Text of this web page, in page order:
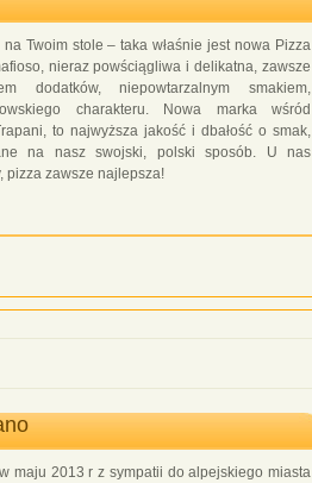
na Twoim stole – taka właśnie jest nowa Pizza
nieraz powściągliwa i delikatna, zawsze
dodatków, niepowtarzalnym smakiem,
charakteru. Nowa marka wśród
to najwyższa jakość i dbałość o smak,
na nasz swojski, polski sposób. U nas
pizza zawsze najlepsza!
maju 2013 r z sympatii do alpejskiego miasta